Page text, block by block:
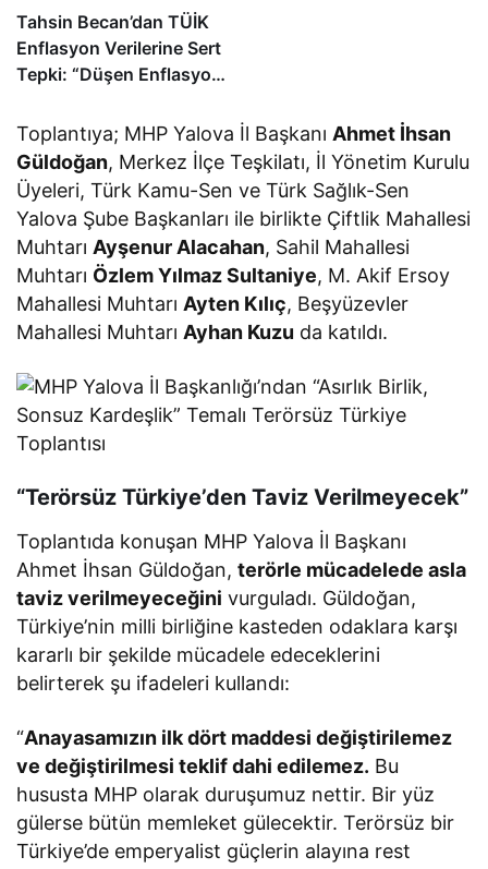
Tahsin Becan’dan TÜİK
Enflasyon Verilerine Sert
Tepki: “Düşen Enflasyon
Geleceğe Dair Umudu”
Toplantıya; MHP Yalova İl BaşkanıAhmet İhsan
Güldoğan, Merkez İlçe Teşkilatı, İl Yönetim Kurulu
Üyeleri, Türk Kamu-Sen ve Türk Sağlık-Sen
Yalova Şube Başkanları ile birlikte Çiftlik Mahallesi
MuhtarıAyşenur Alacahan, Sahil Mahallesi
Muhtarı Özlem Yılmaz Sultaniye, M. Akif Ersoy
Mahallesi MuhtarıAyten Kılıç, Beşyüzevler
Mahallesi MuhtarıAyhan Kuzu da katıldı.
“Terörsüz Türkiye’den Taviz Verilmeyecek”
Toplantıda konuşan MHP Yalova İl Başkanı
Ahmet İhsan Güldoğan,terörle mücadelede asla
taviz verilmeyeceğini vurguladı. Güldoğan,
Türkiye’nin milli birliğine kasteden odaklara karşı
kararlı bir şekilde mücadele edeceklerini
belirterek şu ifadeleri kullandı:
“Anayasamızın ilk dört maddesi değiştirilemez
ve değiştirilmesi teklif dahi edilemez. Bu
hususta MHP olarak duruşumuz nettir. Bir yüz
gülerse bütün memleket gülecektir. Terörsüz bir
Türkiye’de emperyalist güçlerin alayına rest